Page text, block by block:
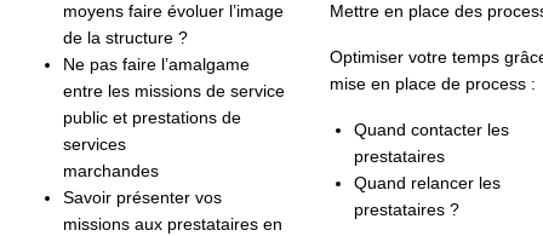
moyens faire évoluer l’image
de la structure ?
Ne pas faire l’amalgame
entre les missions de service
public et prestations de
services
marchandes
Savoir présenter vos
missions aux prestataires en
Mettre en place des
Optimiser votre temps
mise en place de process :
Quand contacter les
prestataires
Quand relancer les
prestataires ?